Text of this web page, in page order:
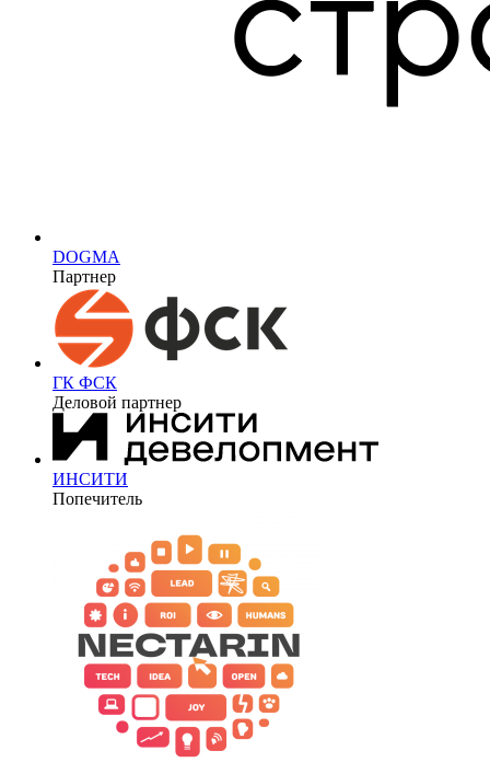
DOGMA
Партнер
ГК ФСК
Деловой партнер
ИНСИТИ
Попечитель